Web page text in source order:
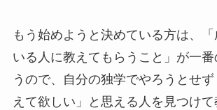
もう始めようと決めている方は、
いる人に教えてもらうこと」が一
うので、自分の独学でやろうとせ
えて欲しい」と思える人を見つけ